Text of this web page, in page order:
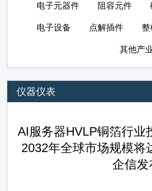
电子元器件 阻容元件
电子设备 点解插件 整
其他产
仪器仪表
AI服务器HVLP铜箔行业
2032年全球市场规模将
企信发